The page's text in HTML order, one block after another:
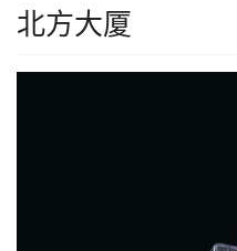
北方大厦